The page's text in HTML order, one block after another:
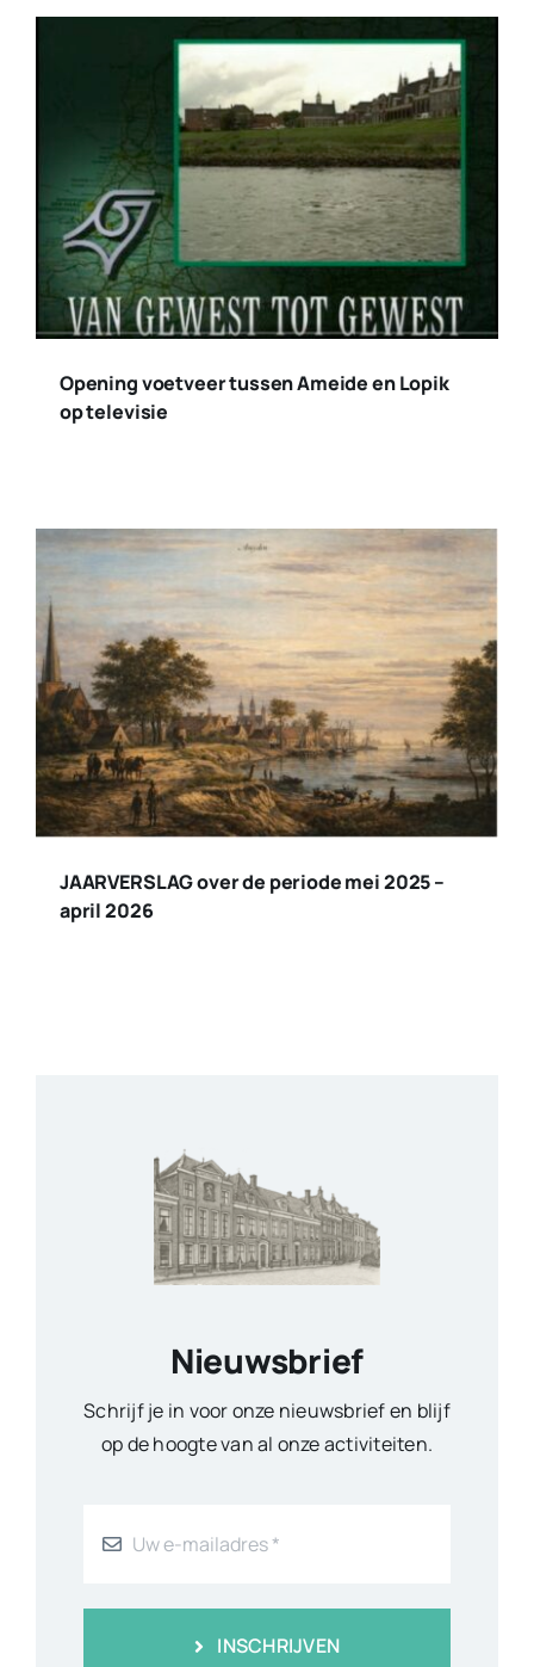
Opening voetveer tussen Ameide en Lopik
op televisie
JAARVERSLAG over de periode mei 2025 –
april 2026
Nieuwsbrief
Schrijf je in voor onze nieuwsbrief en blijf
op de hoogte van al onze activiteiten.
INSCHRIJVEN